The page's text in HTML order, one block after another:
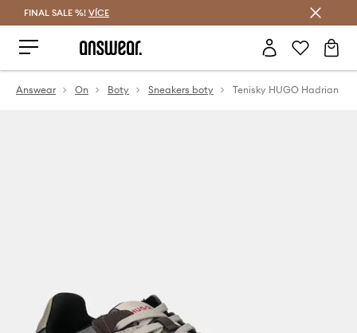
FINAL SALE %! VÍCE
Answear On Boty Sneakers boty Tenisky HUGO Hadrian